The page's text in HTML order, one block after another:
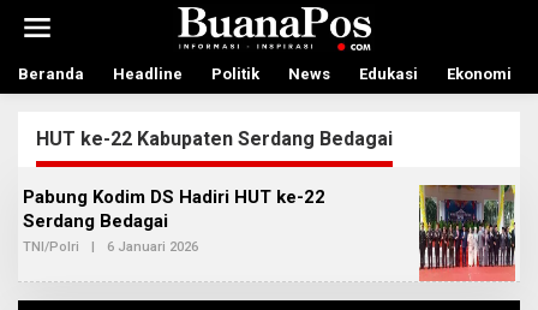
t
Beranda Headline Politik News Edukasi Ekonomi
HUT ke-22 Kabupaten Serdang Bedagai
Pabung Kodim DS Hadiri HUT ke-22
Serdang Bedagai
TNI/Polri | 6 Januari 2026
E
H